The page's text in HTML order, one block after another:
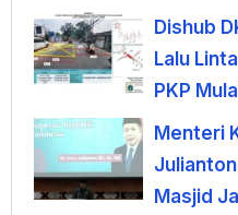
Dishub
Lalu
PKP
Menteri
Masjid